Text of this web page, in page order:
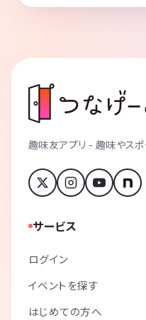
趣味友アプリ - 趣味やスポ
サービス
ログイン
イベントを探す
はじめての方へ